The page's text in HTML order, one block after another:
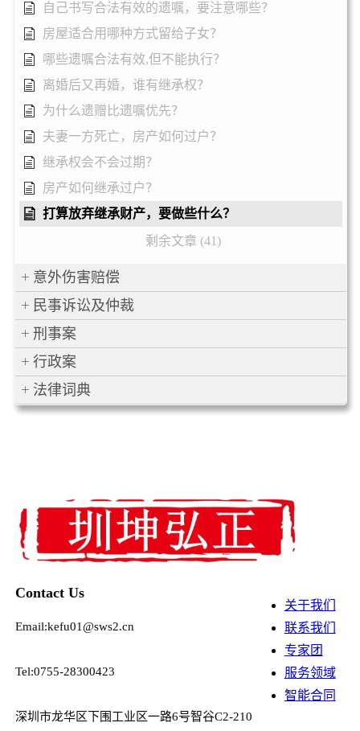
自己书写合法有效的遗嘱，要注意哪些？
房屋适合用哪种方式留给子女？
哪些遗嘱合法有效,但不能执行？
离婚后又再婚，谁有继承权？
为什么遗赠比遗嘱优先？
夫妻一方死亡，房产如何过户？
继承权会不会过期？
房产如何继承过户？
打算放弃继承财产，要做些什么？
剩余文章 (41)
意外伤害赔偿
民事诉讼及仲裁
刑事案
行政案
法律词典
Contact Us
Email:kefu01@sws2.cn
Tel:0755-28300423
深圳市龙华区下围工业区一路6号智谷C2-210
关于我们
联系我们
专家团
服务领域
智能合同